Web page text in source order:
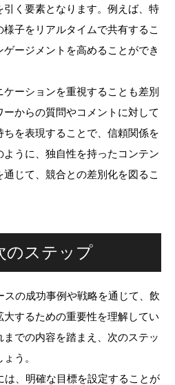
く要素となります。例えば、特
子をリアルタイムで共有するこ
ージメントを高めることができ
ーションを重視することも差別
からの質問やコメントに対して
を表現することで、信頼関係を
うに、独自性を持ったコンテン
じて、競合との差別化を図るこ
のステップ
スの成功事例や戦略を通じて、飲
するための重要性を理解してい
での内容を踏まえ、次のステッ
う。
は、明確な目標を設定することが